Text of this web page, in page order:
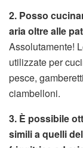
2. Posso
aria oltre alle
Assolutamente!
utilizzate per
pesce,
ciambelloni.
3. È possibile
simili a quelli